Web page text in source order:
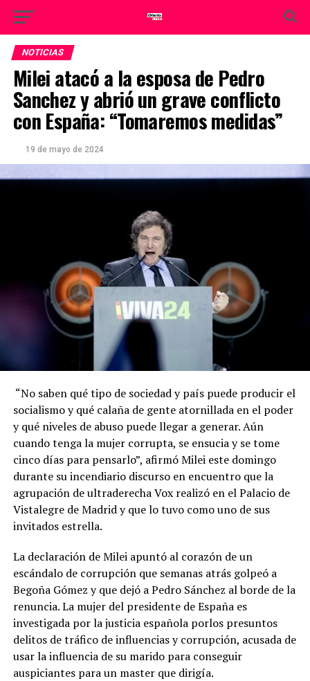
NOTICIAS
Milei atacó a la esposa de Pedro
Sanchez y abrió un grave conflicto
con España: “Tomaremos medidas”
19 de mayo de 2024
“No saben qué tipo de sociedad y país puede producir el
socialismo y qué calaña de gente atornillada en el poder
y qué niveles de abuso puede llegar a generar. Aún
cuando tenga la mujer corrupta, se ensucia y se tome
cinco días para pensarlo”, afirmó Milei este domingo
durante su incendiario discurso en encuentro que la
agrupación de ultraderecha Vox realizó en el Palacio de
Vistalegre de Madrid y que lo tuvo como uno de sus
invitados estrella.
La declaración de Milei apuntó al corazón de un
escándalo de corrupción que semanas atrás golpeó a
Begoña Gómez y que dejó a Pedro Sánchez al borde de la
renuncia. La mujer del presidente de España es
investigada por la justicia española porlos presuntos
delitos de tráfico de influencias y corrupción, acusada de
usar la influencia de su marido para conseguir
auspiciantes para un master que dirigía.